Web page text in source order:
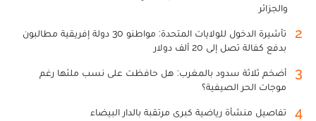
والجزائر
2
تأشيرة الدخول للولايات المتحدة: مواطنو 30 دولة إفريقية مطالبون
بدفع كفالة تصل إلى 20 ألف دولار
3
أضخم ثلاثة سدود بالمغرب: هل حافظت على نسب ملئها رغم
موجات الحر الصيفية؟
4 تفاصيل منشأة رياضية كبرى مرتقبة بالدار البيضاء